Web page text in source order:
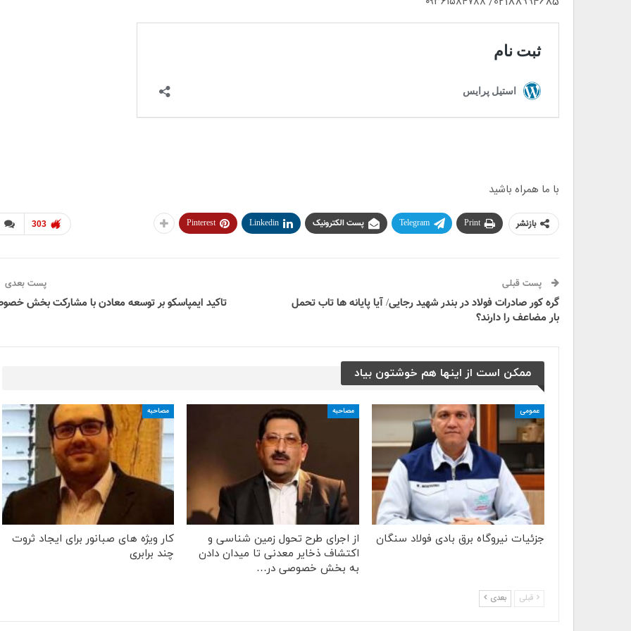
با ما همراه باشید
303 بازنشر Print
Telegram پست الکترونیک Linkedin
Pinterest
پست قبلی
گره کور صادرات فولاد در بندر شهید رجایی/ آیا پایانه ها تاب تحمل
بار مضاعف را دارند؟
پست بعدی
تاکید ایمپاسکو بر توسعه معادن با مشارکت بخش
ممکن است از اینها هم خوشتون بیاد
عمومی
جزئیات نیروگاه برق بادی فولاد سنگان
مصاحبه
از اجرای طرح تحول زمین شناسی و
اکتشاف ذخایر معدنی تا میدان دادن
به بخش خصوصی در…
مصاحبه
کار ویژه های صبانور برای ایجاد ثروت
چند برابری
قبلی بعدی